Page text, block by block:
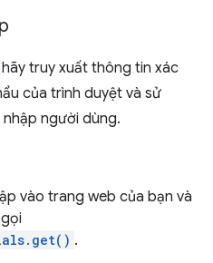
truy xuất thông tin xác
của trình duyệt và sử
người dùng.
vào trang web của bạn và
.